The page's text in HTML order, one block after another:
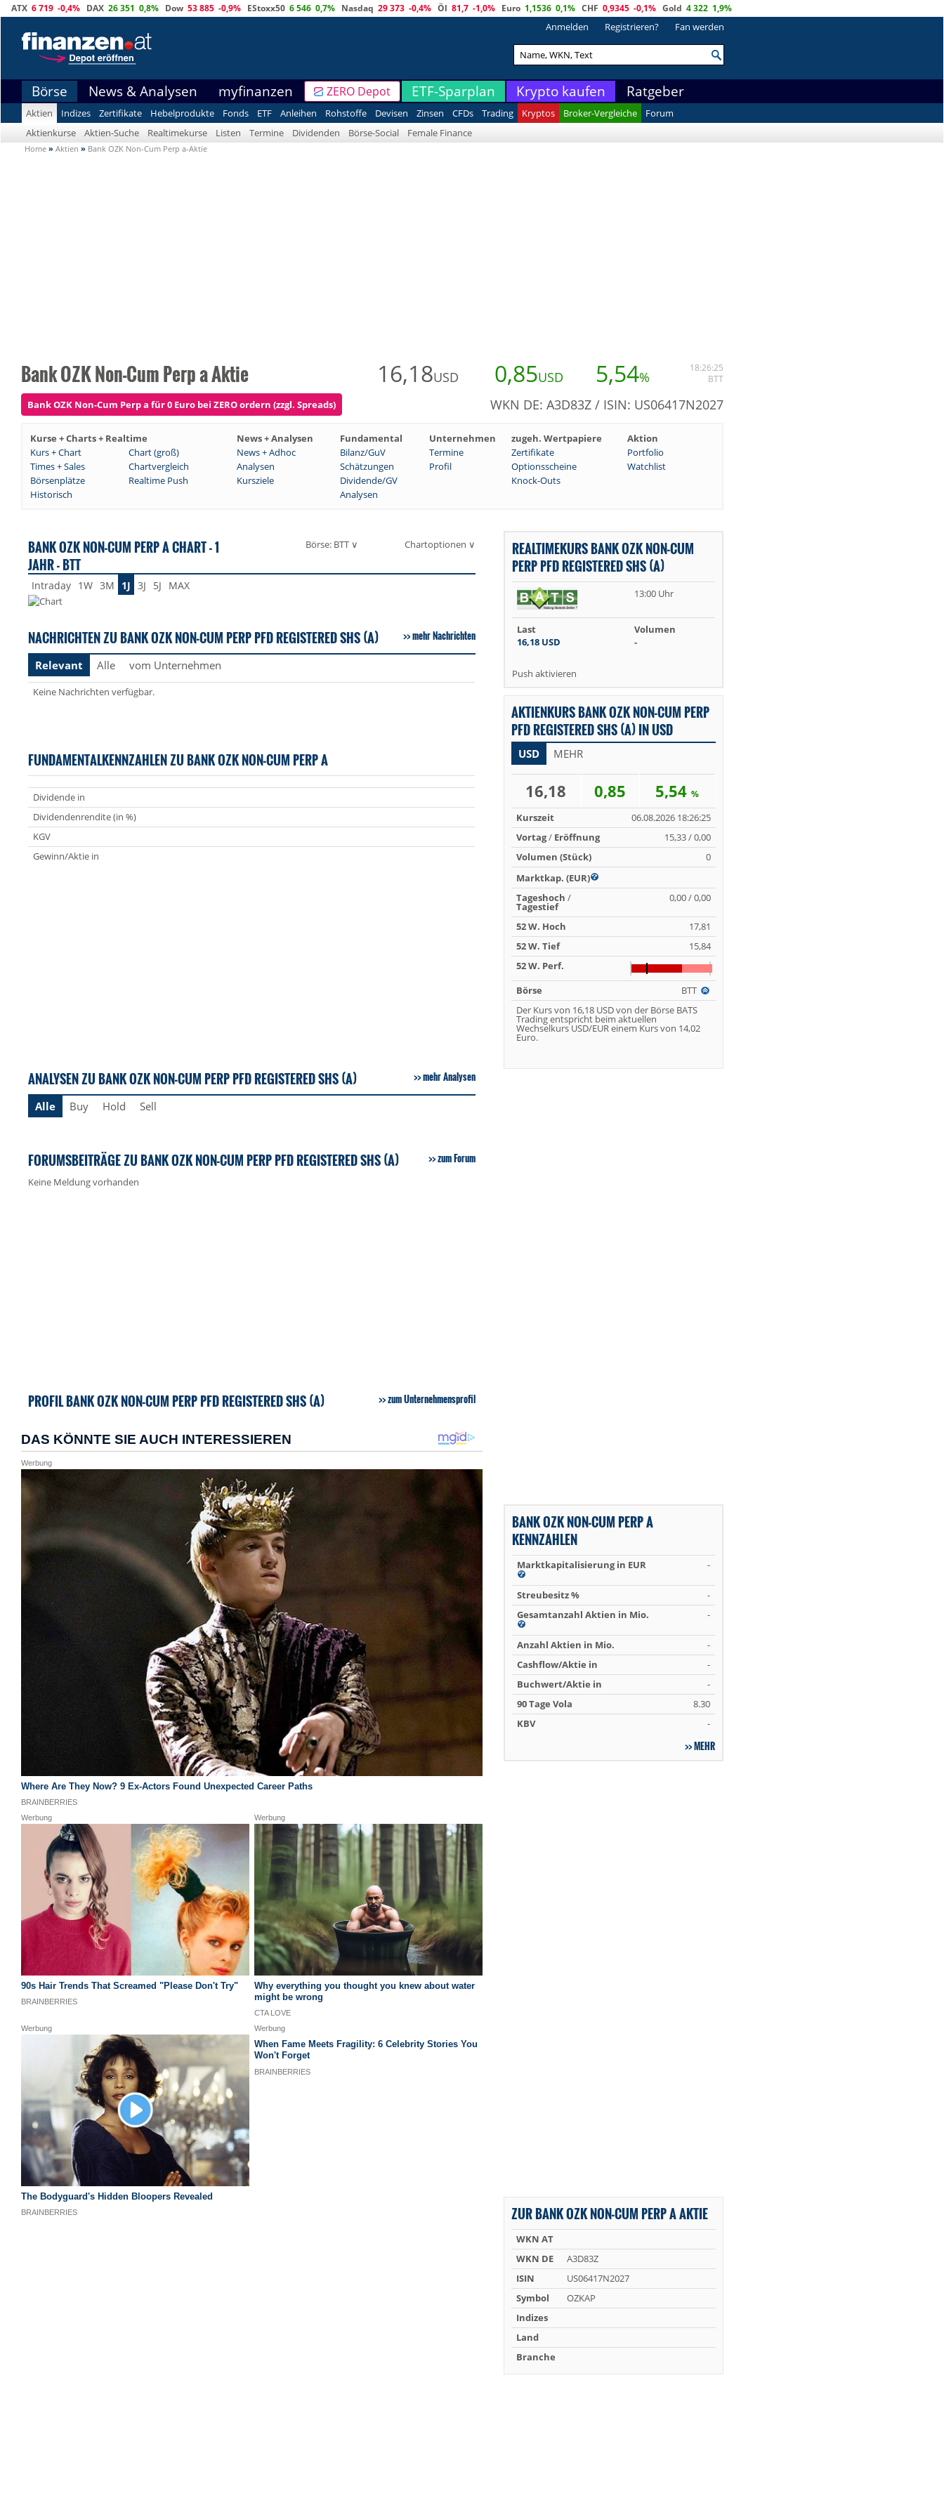
ATX 6 719 -0,4% DAX 26 351 0,8% Dow 53 885 -0,9% EStoxx50 6 546 0,7% Nasdaq 29 373 -0,4% Öl 81,7 -1,0% Euro 1,1536 0,1% CHF 0,9345 -0,1% Gold 4 322 1,9%
Anmelden Registrieren? Fan werden
Börse News & Analysen myfinanzen ZERO Depot ETF-Sparplan Krypto kaufen Ratgeber
Aktien Indizes Zertifikate Hebelprodukte Fonds ETF Anleihen Rohstoffe Devisen Zinsen CFDs Trading Kryptos Broker-Vergleiche
Forum
Aktienkurse
Aktien-Suche Realtimekurse Listen Termine Dividenden Börse-Social Female Finance
Home » Aktien » Bank OZK Non-Cum Perp a-Aktie
Bank OZK Non-Cum Perp a Aktie 16,18USD 0,85USD 5,54%
18:26:25
BTT
Bank OZK Non-Cum Perp a für 0 Euro bei ZERO ordern (zzgl. Spreads) WKN DE: A3D83Z / ISIN: US06417N2027
Kurse + Charts + Realtime News + Analysen Fundamental Unternehmen zugeh. Wertpapiere
Aktion
Kurs + Chart
Chart (groß) News + Adhoc Bilanz/GuV Termine Zertifikate
Portfolio
Times + Sales
Chartvergleich Analysen Schätzungen Profil Optionsscheine
Watchlist
Börsenplätze
Realtime Push Kursziele Dividende/GV
Knock-Outs
Historisch
Analysen
BANK OZK NON-CUM PERP A CHART - 1
JAHR - BTT
Börse: BTT ∨ Chartoptionen ∨
Intraday 1W 3M 1J 3J 5J MAX
NACHRICHTEN ZU BANK OZK NON-CUM PERP PFD REGISTERED SHS (A) mehr Nachrichten
Relevant Alle vom Unternehmen
Keine Nachrichten verfügbar.
FUNDAMENTALKENNZAHLEN ZU BANK OZK NON-CUM PERP A
Dividende in
Dividendenrendite (in %)
KGV
Gewinn/Aktie in
ANALYSEN ZU BANK OZK NON-CUM PERP PFD REGISTERED SHS (A) mehr Analysen
Alle Buy Hold Sell
FORUMSBEITRÄGE ZU BANK OZK NON-CUM PERP PFD REGISTERED SHS (A) zum Forum
Keine Meldung vorhanden
PROFIL BANK OZK NON-CUM PERP PFD REGISTERED SHS (A) zum Unternehmensprofil
REALTIMEKURS BANK OZK NON-CUM
PERP PFD REGISTERED SHS (A)
13:00 Uhr
Last
16,18 USD
Volumen
-
Push aktivieren
AKTIENKURS BANK OZK NON-CUM PERP
PFD REGISTERED SHS (A) IN USD
USD MEHR
16,18 0,85 5,54%
Kurszeit
06.08.2026 18:26:25
Vortag/ Eröffnung
15,33 / 0,00
Volumen (Stück)
0
Marktkap. (EUR)
Tageshoch /
Tagestief
0,00 / 0,00
52 W. Hoch
17,81
52 W. Tief
15,84
52 W. Perf.
Börse
BTT
Der Kurs von 16,18 USD von der Börse BATS
Trading entspricht beim aktuellen
Wechselkurs USD/EUR einem Kurs von 14,02
Euro.
BANK OZK NON-CUM PERP A
KENNZAHLEN
Marktkapitalisierung in EUR -
Streubesitz %
-
Gesamtanzahl Aktien in Mio.
-
Anzahl Aktien in Mio.
-
Cashflow/Aktie in
-
Buchwert/Aktie in
-
90 Tage Vola
8.30
KBV
-
MEHR
ZUR BANK OZK NON-CUM PERP A AKTIE
WKN AT
WKN DE
A3D83Z
ISIN
US06417N2027
Symbol
OZKAP
Indizes
Land
Branche